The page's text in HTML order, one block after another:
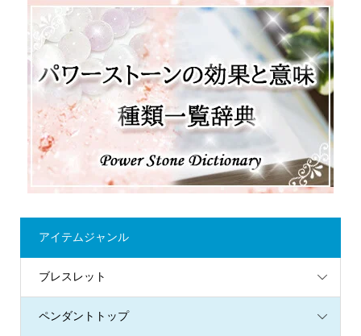
アイテムジャンル
ブレスレット
ペンダントトップ